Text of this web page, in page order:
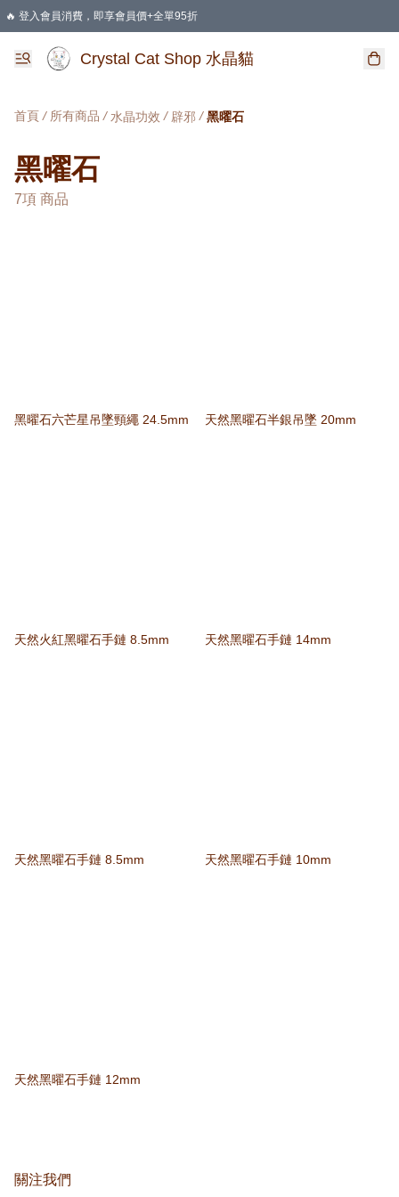
🔥 登入會員消費，即享會員價+全單95折
🛍️ 購物滿HKD 400 即享免運費優惠
Crystal Cat Shop 水晶貓
首頁 / 所有商品 / 水晶功效 / 辟邪 / 黑曜石
黑曜石
7項 商品
黑曜石六芒星吊墜頸繩 24.5mm 天然黑曜石半銀吊墜 20mm
天然火紅黑曜石手鏈 8.5mm 天然黑曜石手鏈 14mm
天然黑曜石手鏈 8.5mm 天然黑曜石手鏈 10mm
天然黑曜石手鏈 12mm
關注我們